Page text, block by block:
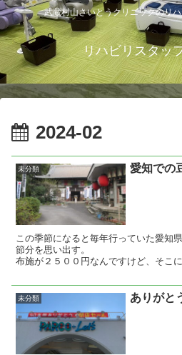
武蔵村山さいとうクリニックのリ
リハビリスタッ
2024-02
未分類 愛知での
この季節になると毎年行っていた愛知
節分を思い出す。 節分
布施が２５００円なんですけど、そこ
満足すぎる金額でした。一番はお食事
未分類 ありがと